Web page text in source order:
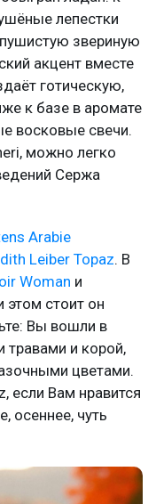
лепестки
звериную
акцент вместе
готическую,
к базе в аромате
восковые свечи.
можно легко
Сержа
Arabie
Leiber Topaz. В
Woman и
этом стоит он
Вы вошли в
травами и корой,
цветами.
если Вам нравится
осеннее, чуть